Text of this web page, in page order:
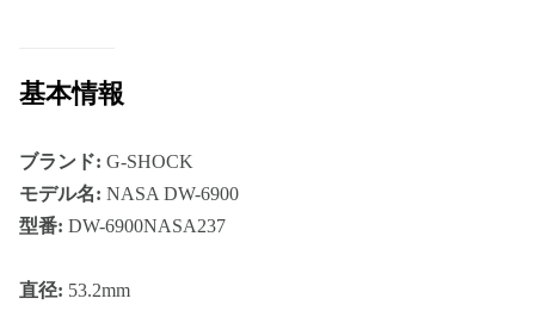
基本情報
ブランド: G-SHOCK
モデル名: NASA DW-6900
型番: DW-6900NASA237
直径: 53.2mm